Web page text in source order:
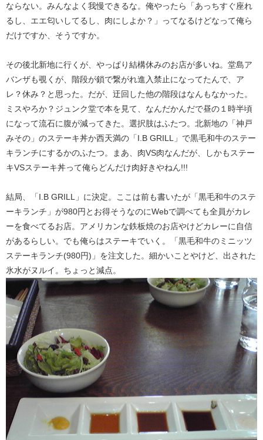
ならない。みんなよく我慢できるな。俺やったら「あっちすぐ座れ
るし、エエ匂いしてるし、肉にしよか？」ってなるけどなって俺ら
だけですか、そうですか。
その後北新地に行くが、やっぱり結構休みのお店が多いね。堂島ア
バンザも覗くが、階段が鎖で繋がれ進入禁止になってたんで、ア
レ？休み？と思った。だが、迂回した他の階段はなんもなかった。
ミスやろか？ジュンク堂で本を見て、なんだかんだで昼の１時半頃
になって流石に腹が減ってきた。選択肢はふたつ。北新地の「神戸
みその」のステーキ丼か西天満の「I.B GRILL」で黒毛和牛のステー
キランチにするかのふたつ。まあ、肉VS肉なんだが、しかもステー
キVSステーキ丼って俺らどんだけ肉好きやねん!!!
結局、「I.B GRILL」に決定。ここは前も書いたが「黒毛和牛のステ
ーキランチ」が980円とお得そうなのにWebで調べても全員がカレ
ーを食べてるお店。アメリカンな鉄板焼のお店やけどカレーに自信
があるらしい。でも俺らはステーキでいく。「黒毛和牛のミニッツ
ステーキランチ(980円)」を注文した。細かいことやけど、出された
氷水がヌルイ。ちょっと減点。